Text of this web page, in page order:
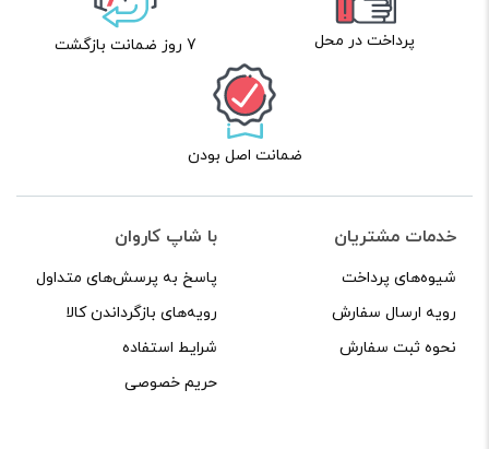
پرداخت در محل 7 روز ضمانت بازگشت
ضمانت اصل بودن
خدمات مشتریان
شیوه‌های پرداخت
رویه ارسال سفارش
نحوه ثبت سفارش
با شاپ کاروان
پاسخ به پرسش‌های متداول
رویه‌های بازگرداندن کالا
شرایط استفاده
حریم خصوصی